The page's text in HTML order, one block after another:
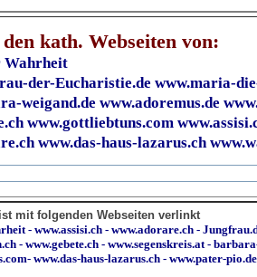
kath. Webseiten von:
Wahrheit
der-Eucharistie.de www.maria-
weigand.de www.adoremus.de
www.gottliebtuns.com
www.das-haus-lazarus.ch
mit folgenden Webseiten verlinkt
- www.assisi.ch - www.adorare.ch -
- www.gebete.ch - www.segenskreis.at -
- www.das-haus-lazarus.ch - www.pater-pio.de